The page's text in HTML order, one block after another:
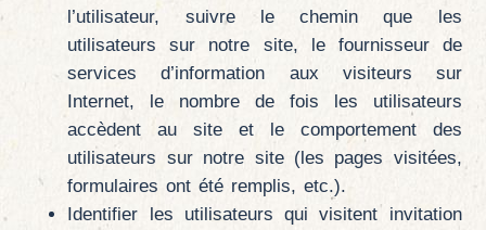
l’utilisateur, suivre le chemin que les
utilisateurs sur notre site, le fournisseur de
services d’information aux visiteurs sur
Internet, le nombre de fois les utilisateurs
accèdent au site et le comportement des
utilisateurs sur notre site (les pages visitées,
formulaires ont été remplis, etc.).
Identifier les utilisateurs qui visitent invitation